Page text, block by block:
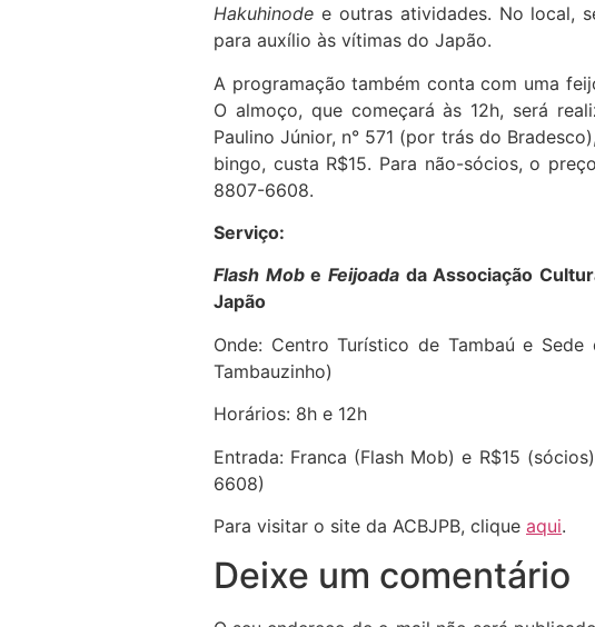
Hakuhinode e outras atividades. No local,
para auxílio às vítimas do Japão.
A programação também conta com uma
O almoço, que começará às 12h, será
Paulino Júnior, n° 571 (por trás do
bingo, custa R$15. Para não-sócios, o
8807-6608.
Serviço:
Flash MobeFeijoada da Associação
Japão
Onde: Centro Turístico de Tambaú e
Tambauzinho)
Horários: 8h e 12h
Entrada: Franca (Flash Mob) e R$15
6608)
Para visitar o site da ACBJPB, clique aqui.
Deixe um comentário